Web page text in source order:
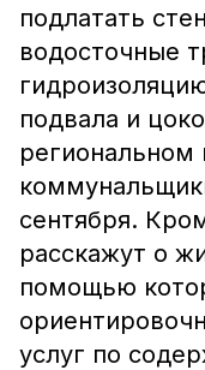
подлатать
водосточные
подвала и
сентября.
расскажут о
помощью
услуг по